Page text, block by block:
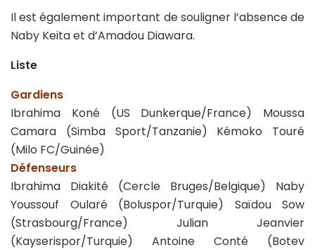
Il est également important de souligner l’absence de
Naby Keita et d’Amadou Diawara.
Liste
Gardiens
Ibrahima Koné (US Dunkerque/France) Moussa
Camara (Simba Sport/Tanzanie) Kémoko Touré
(Milo FC/Guinée)
Défenseurs
Ibrahima Diakité (Cercle Bruges/Belgique) Naby
Youssouf Oularé (Boluspor/Turquie) Saïdou Sow
(Strasbourg/France) Julian Jeanvier
(Kayserispor/Turquie) Antoine Conté (Botev